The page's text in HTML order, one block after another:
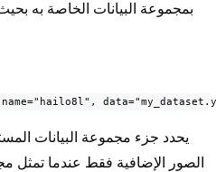
بمجموعة البيانات الخاصة به
الصور الإضافية فقط عندما تمثل